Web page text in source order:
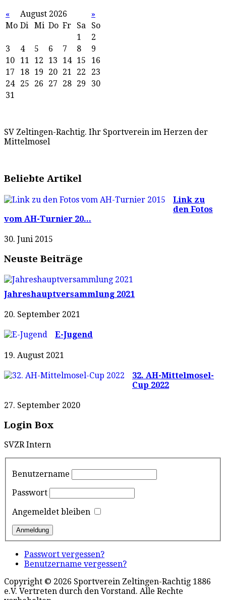
« August 2026
»
Mo Di Mi Do Fr Sa
So
1
2
3
4 5 6 7 8
9
10
11 12 13 14 15
16
17
18 19 20 21 22
23
24
25 26 27 28 29
30
31
SV Zeltingen-Rachtig. Ihr Sportverein im Herzen der
Mittelmosel
Beliebte Artikel
Link zu
den Fotos
vom AH-Turnier 20...
30. Juni 2015
Neuste Beiträge
Jahreshauptversammlung 2021
20. September 2021
E-Jugend
19. August 2021
32. AH-Mittelmosel-
Cup 2022
27. September 2020
Login Box
SVZR Intern
Benutzername
Passwort
Angemeldet bleiben
Passwort vergessen?
Benutzername vergessen?
Copyright © 2026 Sportverein Zeltingen-Rachtig 1886
e.V. Vertreten durch den Vorstand. Alle Rechte